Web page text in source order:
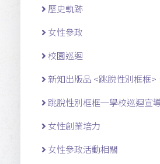
歷史軌跡
女性參政
校園巡迴
新知出版品 <跳脫性別框框>
跳脫性別框框─學校巡迴宣
女性創業培力
女性參政活動相關